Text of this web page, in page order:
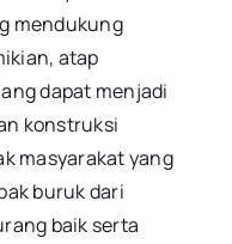
mendukung
atap
dapat menjadi
konstruksi
masyarakat yang
buruk dari
baik serta